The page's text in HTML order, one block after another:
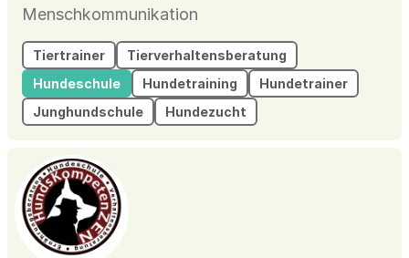
Menschkommunikation
Tiertrainer
Tierverhaltensberatung
Hundeschule
Hundetraining
Hundetrainer
Junghundschule
Hundezucht